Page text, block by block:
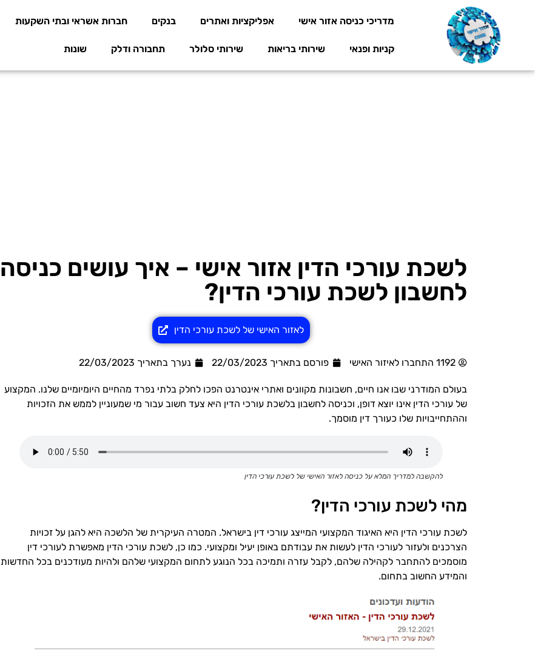
מדריכי כניסה אזור אישי אפליקציות ואתרים בנקים חברות אשראי ובתי השקעות
קניות ופנאי שירותי בריאות שירותי סלולר תחבורה ודלק שונות
לשכת עורכי הדין אזור אישי – איך עושים כניסה
לחשבון לשכת עורכי הדין?
לאזור האישי של לשכת עורכי הדין
1192 התחברו לאיזור האישי פורסם בתאריך 22/03/2023 נערך בתאריך 22/03/2023
בעולם המודרני שבו אנו חיים, חשבונות מקוונים ואתרי אינטרנט הפכו לחלק בלתי נפרד מהחיים היומיומיים שלנו. המקצוע
של עורכי הדין אינו יוצא דופן, וכניסה לחשבון בלשכת עורכי הדין היא צעד חשוב עבור מי שמעוניין לממש את הזכויות
וההתחייבויות שלו כעורך דין מוסמך.
להקשבה למדריך המלא על כניסה לאזור האישי של לשכת עורכי הדין
מהי לשכת עורכי הדין?
לשכת עורכי הדין היא האיגוד המקצועי המייצג עורכי דין בישראל. המטרה העיקרית של הלשכה היא להגן על זכויות
הצרכנים ולעזור לעורכי הדין לעשות את עבודתם באופן יעיל ומקצועי. כמו כן, לשכת עורכי הדין מאפשרת לעורכי דין
מוסמכים להתחבר לקהילה שלהם, לקבל עזרה ותמיכה בכל הנוגע לתחום המקצועי שלהם ולהיות מעודכנים בכל החדשות
והמידע החשוב בתחום.